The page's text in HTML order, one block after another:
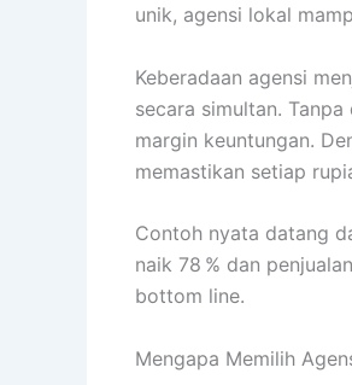
unik, agensi lokal
Keberadaan agensi
secara simultan.
margin keuntungan.
memastikan setiap
Contoh nyata datang
naik 78 % dan
bottom line.
Mengapa Memilih